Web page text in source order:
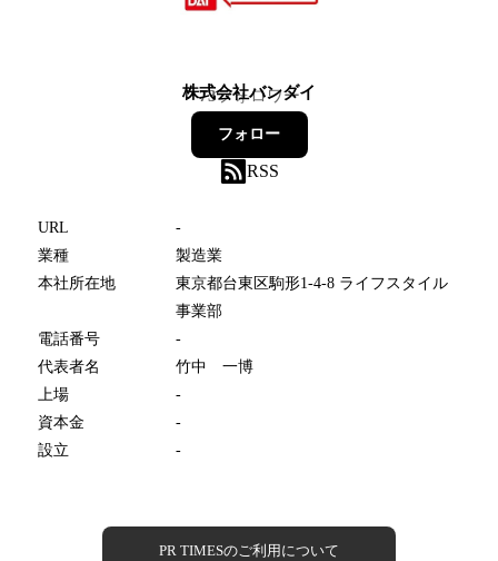
株式会社バンダイ
73フォロワー
フォロー
RSS
URL
-
業種
製造業
本社所在地
東京都台東区駒形1-4-8 ライフスタイル
事業部
電話番号
-
代表者名
竹中 一博
上場
-
資本金
-
設立
-
PR TIMESのご利用について